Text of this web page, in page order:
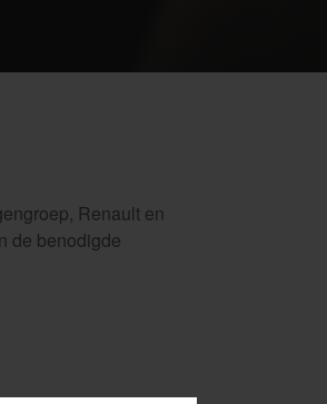
Renault en
de benodigde